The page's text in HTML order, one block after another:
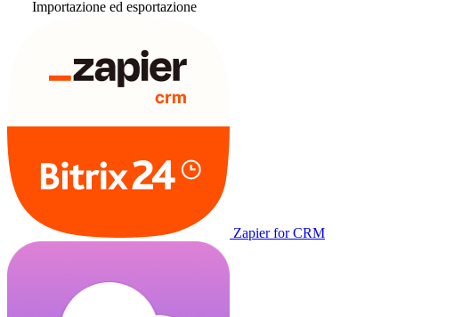
Importazione ed esportazione
Zapier for CRM